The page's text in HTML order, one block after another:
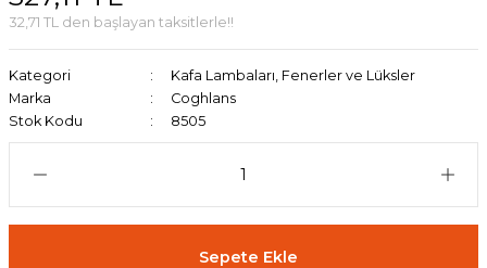
32,71 TL den başlayan taksitlerle!!
Kategori
Kafa Lambaları, Fenerler ve Lüksler
Marka
Coghlans
Stok Kodu
8505
Sepete Ekle